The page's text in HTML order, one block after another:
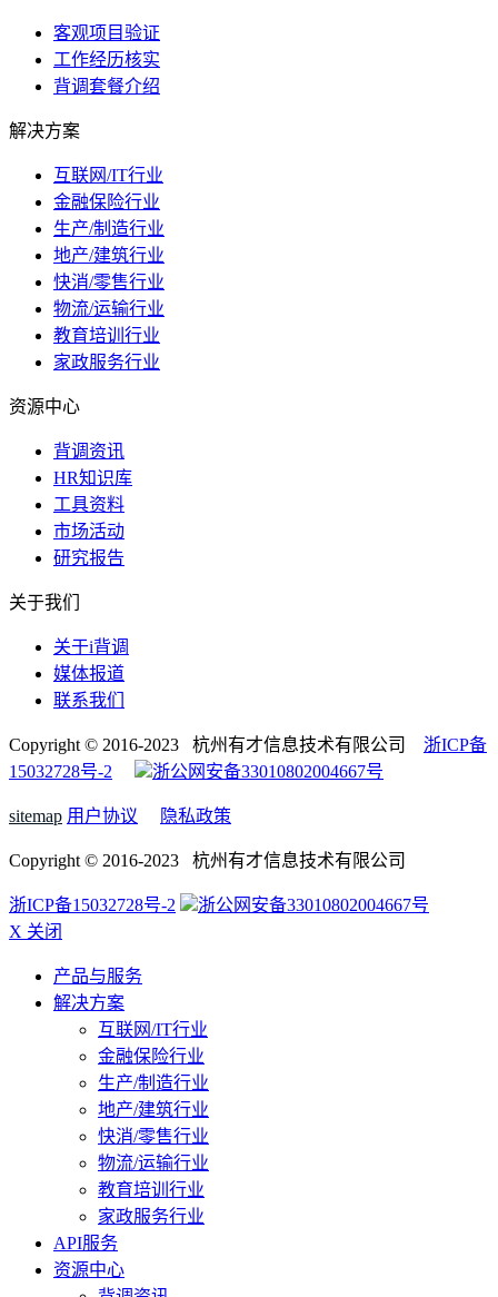
客观项目验证
工作经历核实
背调套餐介绍
解决方案
互联网/IT行业
金融保险行业
生产/制造行业
地产/建筑行业
快消/零售行业
物流/运输行业
教育培训行业
家政服务行业
资源中心
背调资讯
HR知识库
工具资料
市场活动
研究报告
关于我们
关于i背调
媒体报道
联系我们
Copyright © 2016-2023 杭州有才信息技术有限公司 浙ICP备
15032728号-2
浙公网安备33010802004667号
sitemap 用户协议 隐私政策
Copyright © 2016-2023 杭州有才信息技术有限公司
浙ICP备15032728号-2
浙公网安备33010802004667号
X 关闭
产品与服务
解决方案
互联网/IT行业
金融保险行业
生产/制造行业
地产/建筑行业
快消/零售行业
物流/运输行业
教育培训行业
家政服务行业
API服务
资源中心